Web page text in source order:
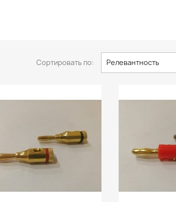
Сортировать по: Релевантность